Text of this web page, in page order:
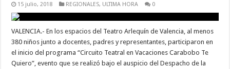
15 julio, 2018 REGIONALES, ULTIMA HORA 0
VALENCIA.- En los espacios del Teatro Arlequín de Valencia, al menos
380 niños junto a docentes, padres y representantes, participaron en
el inicio del programa “Circuito Teatral en Vacaciones Carabobo Te
Quiero”, evento que se realizó bajo el auspicio del Despacho de la